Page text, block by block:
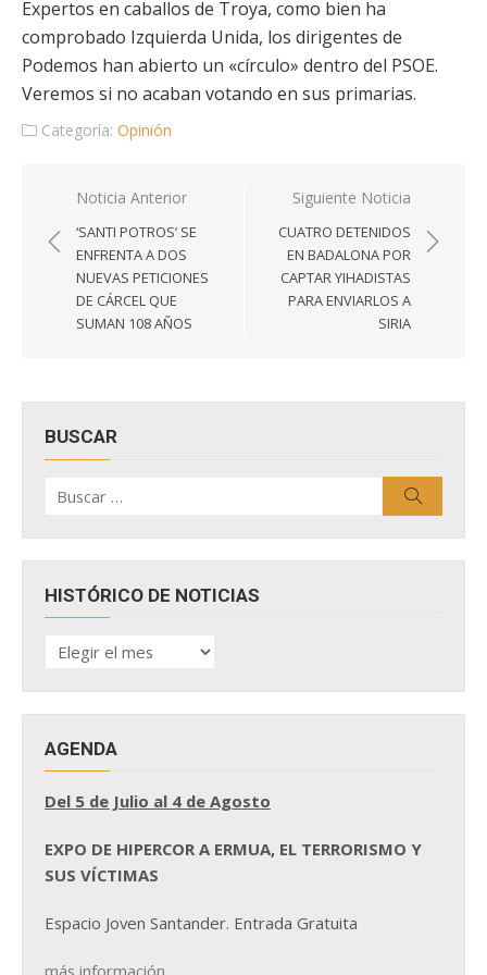
Expertos en caballos de Troya, como bien ha
comprobado Izquierda Unida, los dirigentes de
Podemos han abierto un «círculo» dentro del PSOE.
Veremos si no acaban votando en sus primarias.
Categoría: Opinión
Navegación
de
entradas
Noticia Anterior
‘SANTI POTROS’ SE
ENFRENTA A DOS
NUEVAS PETICIONES
DE CÁRCEL QUE
SUMAN 108 AÑOS
Siguiente Noticia
CUATRO DETENIDOS
EN BADALONA POR
CAPTAR YIHADISTAS
PARA ENVIARLOS A
SIRIA
BUSCAR
por:
HISTÓRICO DE NOTICIAS
HISTÓRICO
DE
AGENDA
Del 5 de Julio al 4 de Agosto
EXPO DE HIPERCOR A ERMUA, EL TERRORISMO Y
SUS VÍCTIMAS
Espacio Joven Santander. Entrada Gratuita